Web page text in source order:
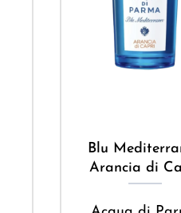
Bellini
Venezia 1920